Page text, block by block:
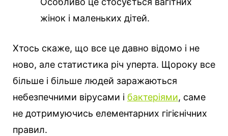
жінок і маленьких дітей.
Хтось скаже, що все це давно відомо і не
ново, але статистика річ уперта. Щороку все
більше і більше людей заражаються
небезпечними вірусами і бактеріями, саме
не дотримуючись елементарних гігієнічних
правил.